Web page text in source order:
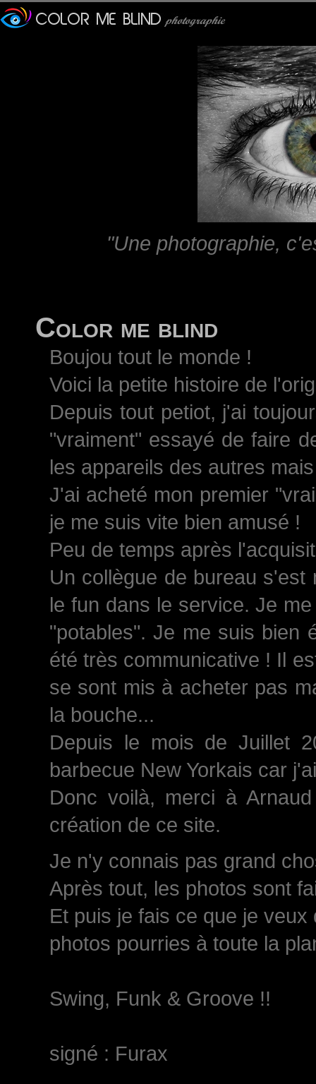
"Une photographie,
Color me blind
Boujou tout le monde !
Voici la petite histoire de
Depuis tout petiot, j'ai
"vraiment" essayé de faire
les appareils des autres
J'ai acheté mon premier
je me suis vite bien amusé !
Peu de temps après
Un collègue de bureau
le fun dans le service. Je
"potables". Je me suis bien
été très communicative ! Il
se sont mis à acheter pas
la bouche...
Depuis le mois de Juillet
barbecue New Yorkais car
Donc voilà, merci à
création de ce site.
Je n'y connais pas grand
Après tout, les photos sont
Et puis je fais ce que je
photos pourries à toute la
Swing, Funk & Groove !!
signé : Furax